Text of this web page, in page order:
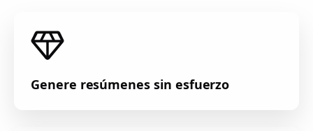
Genere resúmenes sin esfuerzo